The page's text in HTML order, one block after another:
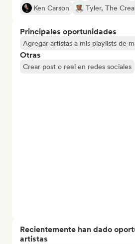
Ken Carson
Tyler, The
Principales oportunidades
Agregar artistas a mis playlists de
Otras
Crear post o reel en redes sociales
Recientemente han dado
artistas